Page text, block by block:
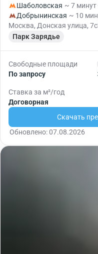
Шаболовская ~ 7 минут
Добрынинская ~ 10
Москва, Донская улица,
Парк Зарядье
Свободные площади
По запросу
Ставка за м²/год
Договорная
Скачать
Обновлено: 07.08.2026